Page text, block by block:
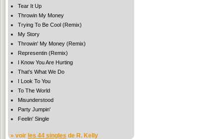
Tear It Up
Throwin My Money
Trying To Be Cool (Remix)
My Story
Throwin' My Money (Remix)
Representin (Remix)
I Know You Are Hurting
That's What We Do
I Look To You
To The World
Misunderstood
Party Jumpin'
Feelin' Single
» voir les 44 singles de R. Kelly